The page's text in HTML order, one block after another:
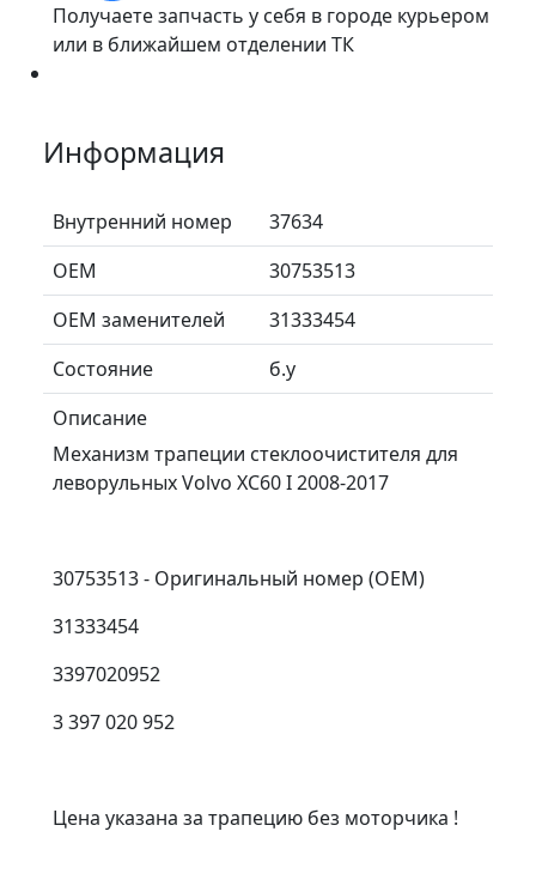
Получаете запчасть у себя в городе курьером
или в ближайшем отделении ТК
Информация
Внутренний номер
37634
ОЕМ
30753513
ОЕМ заменителей
31333454
Состояние
б.у
Описание
Механизм трапеции стеклоочистителя для
леворульных Volvo XC60 I 2008-2017
30753513 - Оригинальный номер (OEM)
31333454
3397020952
3 397 020 952
Цена указана за трапецию без моторчика !